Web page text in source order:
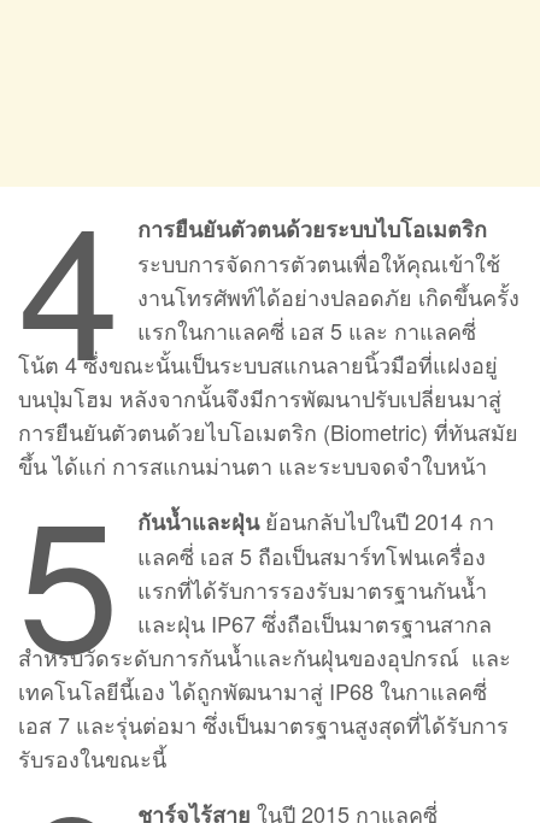
4
การยืนยันตัวตนด้วยระบบไบโอเมตริก
ระบบการจัดการตัวตนเพื่อให้คุณเข้าใช้
งานโทรศัพท์ได้อย่างปลอดภัย เกิดขึ้นครั้ง
แรกในกาแลคซี่ เอส 5 และ กาแลคซี่
โน้ต 4 ซึ่งขณะนั้นเป็นระบบสแกนลายนิ้วมือที่แฝงอยู่
บนปุ่มโฮม หลังจากนั้นจึงมีการพัฒนาปรับเปลี่ยนมาสู่
การยืนยันตัวตนด้วยไบโอเมตริก (Biometric) ที่ทันสมัย
ขึ้น ได้แก่ การสแกนม่านตา และระบบจดจำใบหน้า
5 กันน้ำและฝุ่นย้อนกลับไปในปี 2014 กา
แลคซี่ เอส 5 ถือเป็นสมาร์ทโฟนเครื่อง
แรกที่ได้รับการรองรับมาตรฐานกันน้ำ
และฝุ่น IP67 ซึ่งถือเป็นมาตรฐานสากล
สำหรับวัดระดับการกันน้ำและกันฝุ่นของอุปกรณ์ และ
เทคโนโลยีนี้เอง ได้ถูกพัฒนามาสู่ IP68 ในกาแลคซี่
เอส 7 และรุ่นต่อมา ซึ่งเป็นมาตรฐานสูงสุดที่ได้รับการ
รับรองในขณะนี้
ชาร์จไร้สาย ในปี 2015 กาแลคซี่